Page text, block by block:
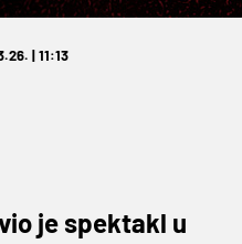
| 11:13
je spektakl u